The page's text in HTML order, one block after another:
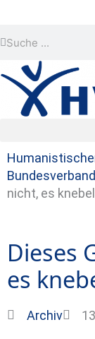
springen
Bundesverband
nicht, es
Dieses
es
Archiv